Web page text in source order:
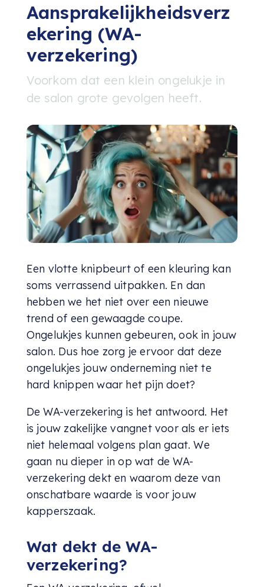
Aansprakelijkheidsverz
ekering (WA-
verzekering)
Voorkom dat een klein ongelukje in
de salon grote gevolgen heeft.
Een vlotte knipbeurt of een kleuring kan
soms verrassend uitpakken. En dan
hebben we het niet over een nieuwe
trend of een gewaagde coupe.
Ongelukjes kunnen gebeuren, ook in jouw
salon. Dus hoe zorg je ervoor dat deze
ongelukjes jouw onderneming niet te
hard knippen waar het pijn doet?
De WA-verzekering is het antwoord. Het
is jouw zakelijke vangnet voor als er iets
niet helemaal volgens plan gaat. We
gaan nu dieper in op wat de WA-
verzekering dekt en waarom deze van
onschatbare waarde is voor jouw
kapperszaak.
Wat dekt de WA-
verzekering?